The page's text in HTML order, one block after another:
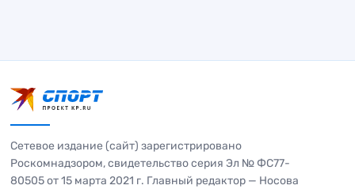
Сетевое издание (сайт) зарегистрировано
Роскомнадзором, свидетельство серия Эл № ФС77-
80505 от 15 марта 2021 г. Главный редактор — Носова